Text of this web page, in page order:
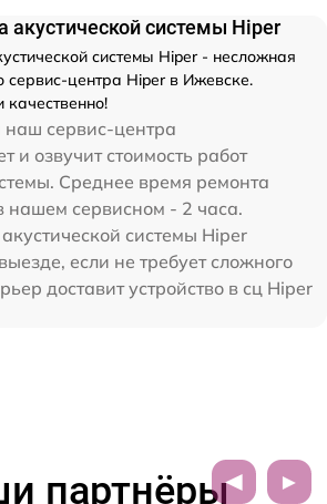
акустической системы Hiper
системы Hiper - несложная
центра Hiper в Ижевске.
наш сервис-центра
и озвучит стоимость работ
Среднее время ремонта
нашем сервисном - 2 часа.
системы Hiper
если не требует сложного
доставит устройство в сц Hiper
партнёры